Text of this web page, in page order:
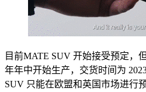
目前MATE SUV 开始接受预定，
年年中开始生产，交货时间为
SUV 只能在欧盟和英国市场进行